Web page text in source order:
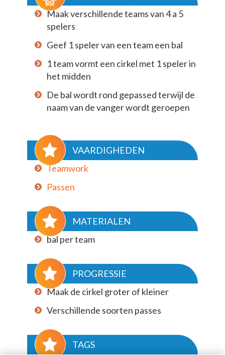
Maak verschillende teams van 4 a 5
spelers
Geef 1 speler van een team een bal
1 team vormt een cirkel met 1 speler in
het midden
De bal wordt rond gepassed terwijl de
naam van de vanger wordt geroepen
VAARDIGHEDEN
Teamwork
Passen
MATERIALEN
bal per team
PROGRESSIE
Maak de cirkel groter of kleiner
Verschillende soorten passes
TAGS